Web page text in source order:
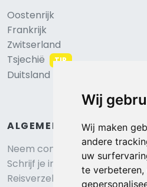
Wij
Wij maken
andere
uw
te verbeteren,
Oostenrijk
Frankrijk
Zwitserland
Tsjechië
TIP
Duitsland
ALGEMEEN
Neem contact op
Schrijf je in voor onze
Reisverzekering afsluiten